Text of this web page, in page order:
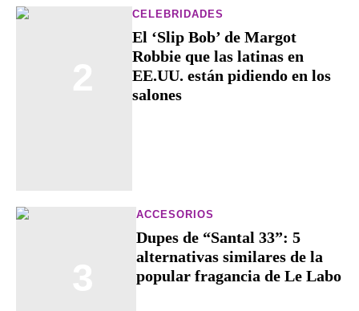
CELEBRIDADES
El ‘Slip Bob’ de Margot
Robbie que las latinas en
EE.UU. están pidiendo en los
salones
ACCESORIOS
Dupes de “Santal 33”: 5
alternativas similares de la
popular fragancia de Le Labo